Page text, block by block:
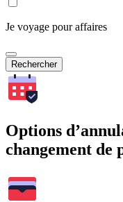
Je voyage pour affaires
Rechercher
Options
changement de